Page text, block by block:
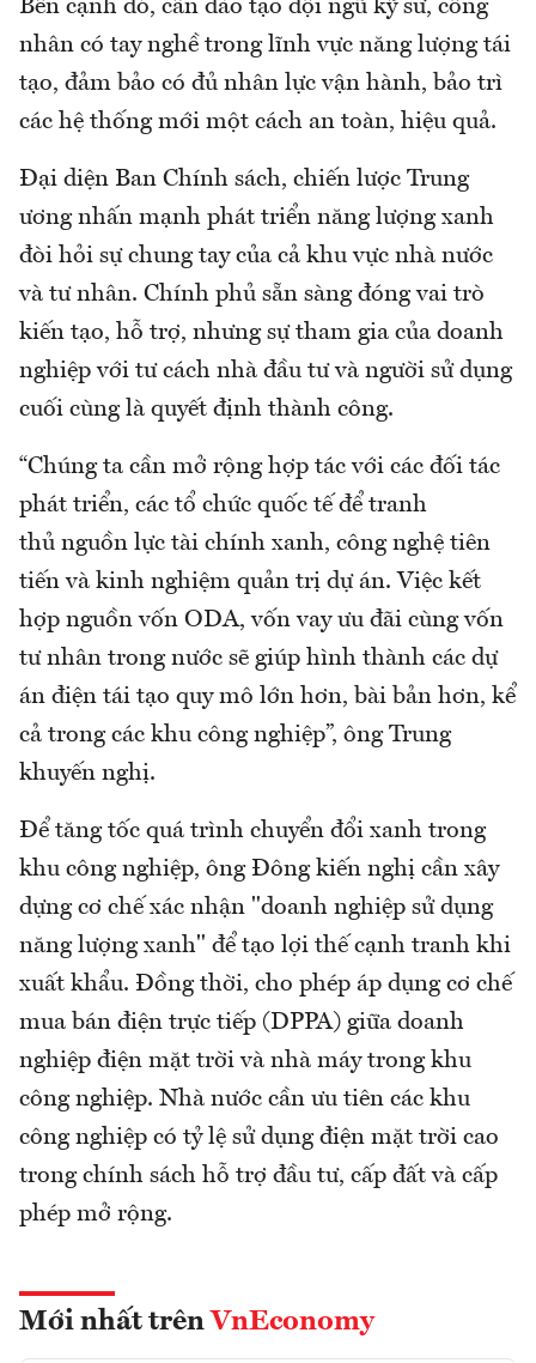
Bên cạnh đó, cần đào tạo đội ngũ kỹ sư, công
nhân có tay nghề trong lĩnh vực năng lượng tái
tạo, đảm bảo có đủ nhân lực vận hành, bảo trì
các hệ thống mới một cách an toàn, hiệu quả.
Đại diện Ban Chính sách, chiến lược Trung
ương nhấn mạnh phát triển năng lượng xanh
đòi hỏi sự chung tay của cả khu vực nhà nước
và tư nhân. Chính phủ sẵn sàng đóng vai trò
kiến tạo, hỗ trợ, nhưng sự tham gia của doanh
nghiệp với tư cách nhà đầu tư và người sử dụng
cuối cùng là quyết định thành công.
“Chúng ta cần mở rộng hợp tác với các đối tác
phát triển, các tổ chức quốc tế để tranh
thủ nguồn lực tài chính xanh, công nghệ tiên
tiến và kinh nghiệm quản trị dự án. Việc kết
hợp nguồn vốn ODA, vốn vay ưu đãi cùng vốn
tư nhân trong nước sẽ giúp hình thành các dự
án điện tái tạo quy mô lớn hơn, bài bản hơn, kể
cả trong các khu công nghiệp”, ông Trung
khuyến nghị.
Để tăng tốc quá trình chuyển đổi xanh trong
khu công nghiệp, ông Đông kiến nghị cần xây
dựng cơ chế xác nhận "doanh nghiệp sử dụng
năng lượng xanh" để tạo lợi thế cạnh tranh khi
xuất khẩu. Đồng thời, cho phép áp dụng cơ chế
mua bán điện trực tiếp (DPPA) giữa doanh
nghiệp điện mặt trời và nhà máy trong khu
công nghiệp. Nhà nước cần ưu tiên các khu
công nghiệp có tỷ lệ sử dụng điện mặt trời cao
trong chính sách hỗ trợ đầu tư, cấp đất và cấp
phép mở rộng.
Mới nhất trên VnEconomy